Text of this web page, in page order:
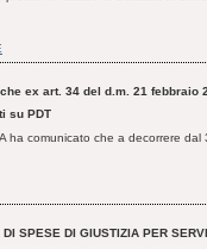
ex art. 34 del d.m. 21
su PDT
ha comunicato che a decorrere
DI SPESE DI GIUSTIZIA PER